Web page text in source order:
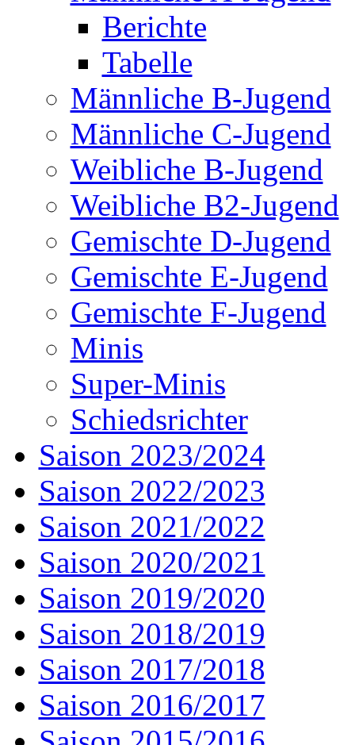
Berichte
Tabelle
Männliche B-Jugend
Männliche C-Jugend
Weibliche B-Jugend
Weibliche B2-Jugend
Gemischte D-Jugend
Gemischte E-Jugend
Gemischte F-Jugend
Minis
Super-Minis
Schiedsrichter
Saison 2023/2024
Saison 2022/2023
Saison 2021/2022
Saison 2020/2021
Saison 2019/2020
Saison 2018/2019
Saison 2017/2018
Saison 2016/2017